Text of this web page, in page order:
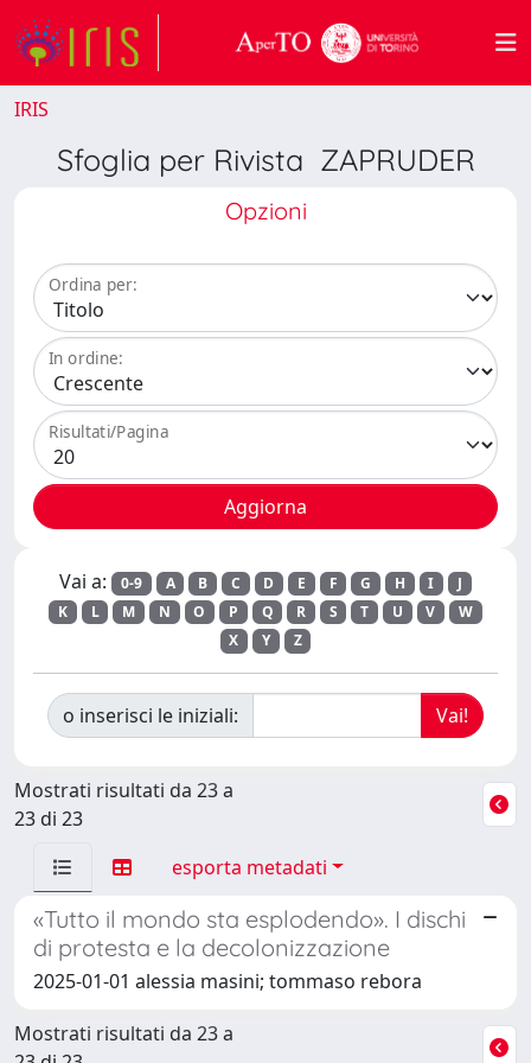
IRIS
Sfoglia per Rivista ZAPRUDER
Opzioni
Ordina per:
In ordine:
Risultati/Pagina
Vai a: 0-9 A B C D E F G H I
J
K
L M N O P Q R S T U V
W
X
Y Z
o inserisci le iniziali:
Mostrati risultati da 23 a
23 di 23
esporta metadati
«Tutto il mondo sta esplodendo». I dischi
di protesta e la decolonizzazione
2025-01-01 alessia masini; tommaso rebora
Mostrati risultati da 23 a